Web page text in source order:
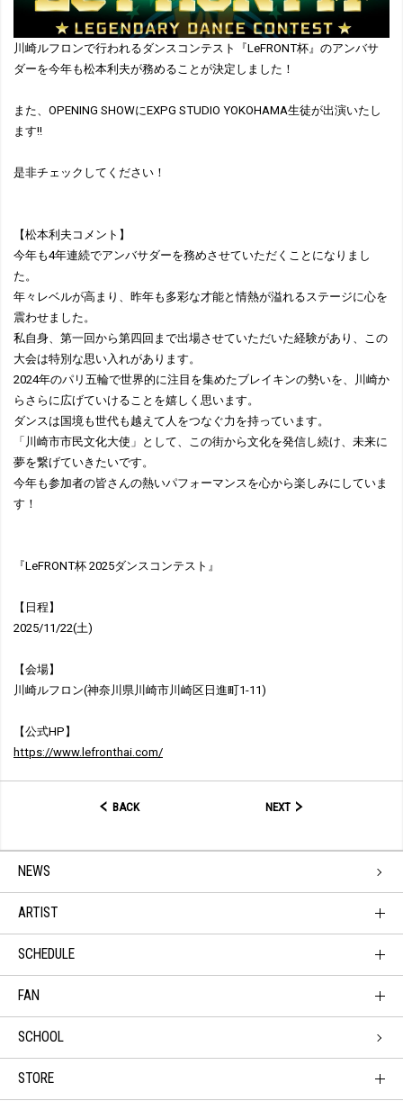
川崎ルフロンで行われるダンスコンテスト『LeFRONT杯』のアンバサ
ダーを今年も松本利夫が務めることが決定しました！
また、OPENING SHOWにEXPG STUDIO YOKOHAMA生徒が出演いたし
ます!!
是非チェックしてください！
【松本利夫コメント】
今年も4年連続でアンバサダーを務めさせていただくことになりまし
た。
年々レベルが高まり、昨年も多彩な才能と情熱が溢れるステージに心を
震わせました。
私自身、第一回から第四回まで出場させていただいた経験があり、この
大会は特別な思い入れがあります。
2024年のパリ五輪で世界的に注目を集めたブレイキンの勢いを、川崎か
らさらに広げていけることを嬉しく思います。
ダンスは国境も世代も越えて人をつなぐ力を持っています。
「川崎市市民文化大使」として、この街から文化を発信し続け、未来に
夢を繋げていきたいです。
今年も参加者の皆さんの熱いパフォーマンスを心から楽しみにしていま
す！
『LeFRONT杯 2025ダンスコンテスト』
【日程】
2025/11/22(土)
【会場】
川崎ルフロン(神奈川県川崎市川崎区日進町1-11)
【公式HP】
https://www.lefronthai.com/
BACK NEXT
NEWS
ARTIST
SCHEDULE
FAN
SCHOOL
STORE